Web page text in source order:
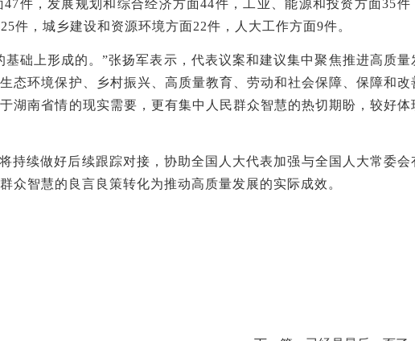
件，发展规划和综合经济方面44件，工业、能源和投资方面35件
件，城乡建设和资源环境方面22件，人大工作方面9件。
础上形成的。”张扬军表示，代表议案和建议集中聚焦推进高质量
态环境保护、乡村振兴、高质量教育、劳动和社会保障、保障和改
湖南省情的现实需要，更有集中人民群众智慧的热切期盼，较好体
持续做好后续跟踪对接，协助全国人大代表加强与全国人大常委会
众智慧的 良言良策转化为推动高质量发展的实际成效。